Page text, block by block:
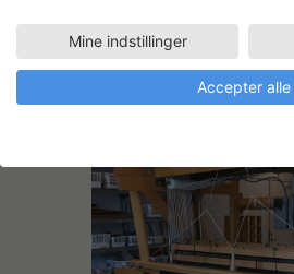
Mine indstillinger
Accepter alle